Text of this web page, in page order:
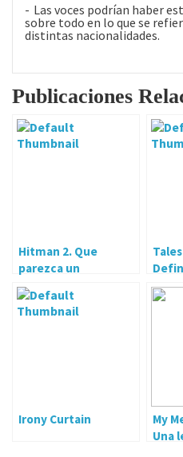
Las voces podrían haber
sobre todo en lo que se
distintas nacionalidades.
Publicaciones
Hitman 2. Que
parezca un
accidente…
Irony Curtain
My
Una